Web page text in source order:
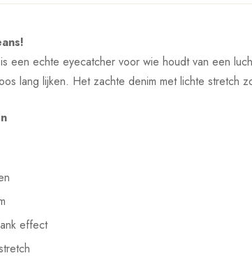
een echte eyecatcher voor wie houdt van een
lang lijken. Het zachte denim met lichte stretch
effect